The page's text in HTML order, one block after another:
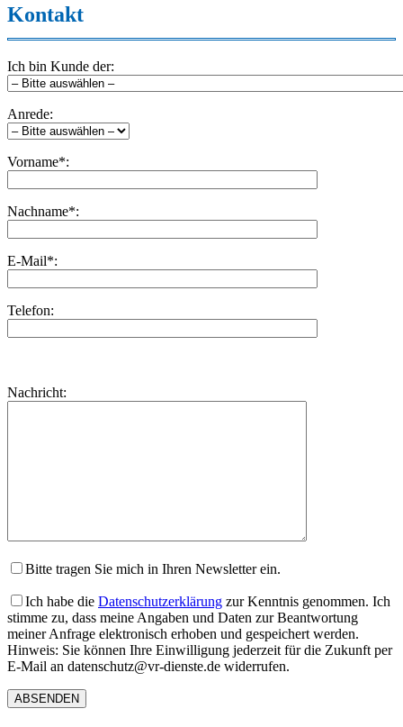
Kontakt
Ich bin Kunde der:
Anrede:
Vorname*:
Nachname*:
E-Mail*:
Telefon:
dieses
lasse
Nachricht:
Bitte tragen Sie mich in Ihren Newsletter ein.
Ich habe die Datenschutzerklärung zur Kenntnis genommen. Ich
stimme zu, dass meine Angaben und Daten zur Beantwortung
meiner Anfrage elektronisch erhoben und gespeichert werden.
Hinweis: Sie können Ihre Einwilligung jederzeit für die Zukunft per
E-Mail an datenschutz@vr-dienste.de widerrufen.